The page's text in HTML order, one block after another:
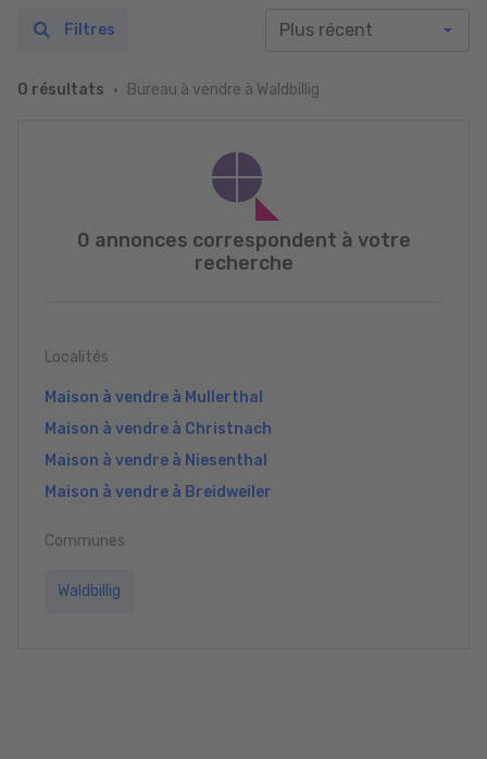
0 résultats Bureau à vendre à Waldbillig
Filtres
0 annonces correspondent à votre
recherche
Localités
Maison à vendre à Mullerthal
Maison à vendre à Christnach
Maison à vendre à Niesenthal
Maison à vendre à Breidweiler
Communes
Waldbillig